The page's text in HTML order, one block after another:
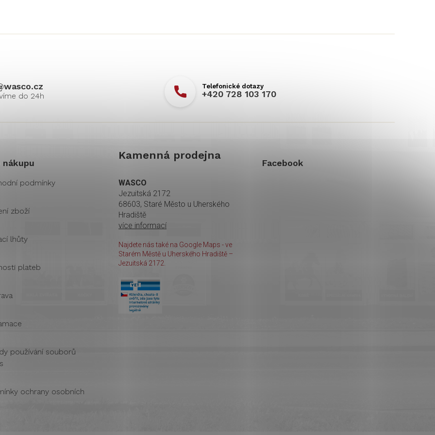
wasco.cz
+420 728 103 170
nákupu
podmínky
zboží
lhůty
plateb
používání souborů
ochrany osobních
Kamenná prodejna
WASCO
Jezuitská 2172
68603, Staré Město u Uherského
Hradiště
více informací
Najdete nás také na Google Maps - ve
Starém Městě u Uherského Hradiště –
Jezuitská 2172.
Facebook